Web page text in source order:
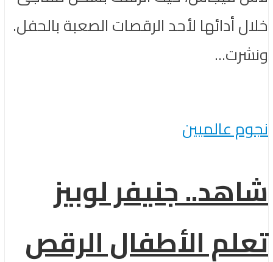
خلال أدائها لأحد الرقصات الصعبة بالحفل.
ونشرت...
نجوم عالميين
شاهد.. جنيفر لوبيز
تعلم الأطفال الرقص